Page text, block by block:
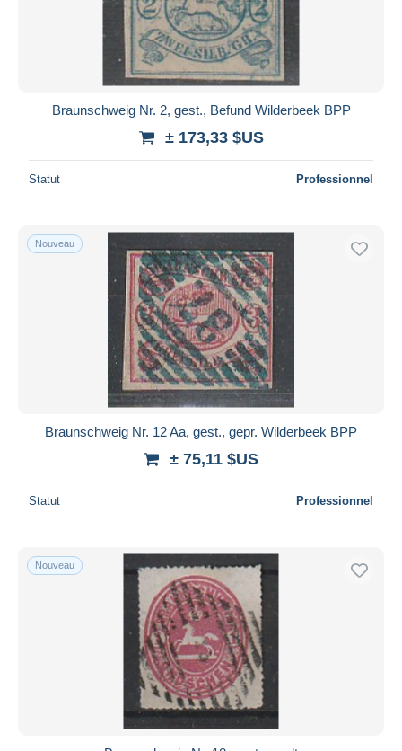
Braunschweig Nr. 2, gest., Befund Wilderbeek BPP
± 173,33 $US
Statut Professionnel
Nouveau
Braunschweig Nr. 12 Aa, gest., gepr. Wilderbeek BPP
± 75,11 $US
Statut Professionnel
Nouveau